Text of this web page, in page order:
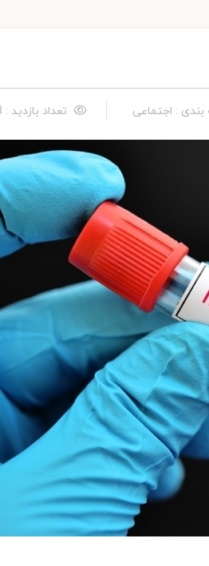
: اجتماعی تعداد بازدید : 1,723 نفر